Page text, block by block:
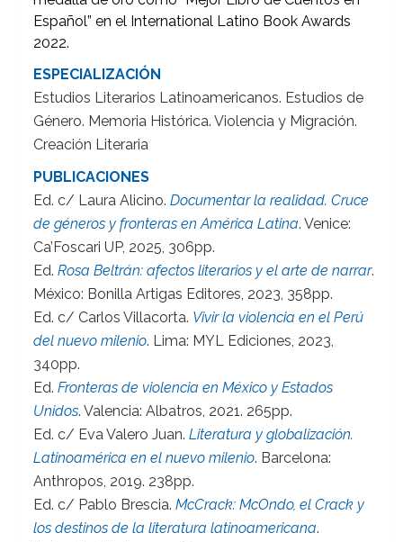
Español” en el International Latino Book Awards
2022.
ESPECIALIZACIÓN
Estudios Literarios Latinoamericanos. Estudios de
Género. Memoria Histórica. Violencia y Migración.
Creación Literaria
PUBLICACIONES
Ed. c/ Laura Alicino.Documentar la realidad. Cruce
de géneros y fronteras en América Latina. Venice:
Ca’Foscari UP, 2025, 306pp.
Ed.Rosa Beltrán: afectos literarios y el arte de narrar.
México: Bonilla Artigas Editores, 2023, 358pp.
Ed. c/ Carlos Villacorta. Vivir la violencia en el Perú
del nuevo milenio. Lima: MYL Ediciones, 2023,
340pp.
Ed.Fronteras de violencia en México y Estados
Unidos. Valencia: Albatros, 2021. 265pp.
Ed. c/ Eva Valero Juan.Literatura y globalización.
Latinoamérica en el nuevo milenio. Barcelona:
Anthropos, 2019. 238pp.
Ed. c/ Pablo Brescia.McCrack: McOndo, el Crack y
los destinos de la literatura latinoamericana.